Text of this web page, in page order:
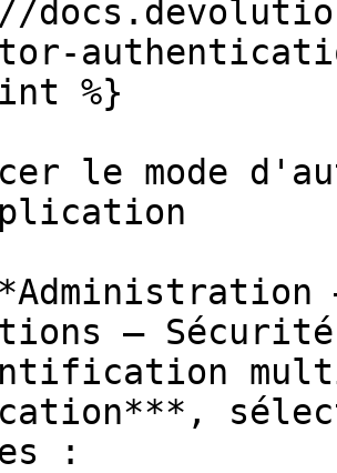
%}
le mode
–
: